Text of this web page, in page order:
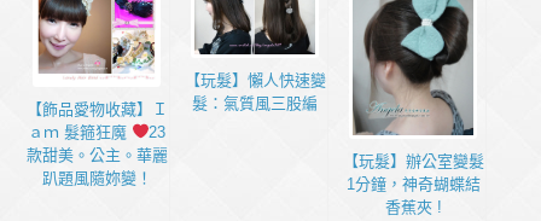
【飾品愛物收藏】Ｉ
ａｍ 髮箍狂魔
23
款甜美。公主。華麗
趴題風隨妳變！
【玩髮】懶人快速變
髮：氣質風三股編
【玩髮】辦公室變髮
1分鐘，神奇蝴蝶結
香蕉夾 !